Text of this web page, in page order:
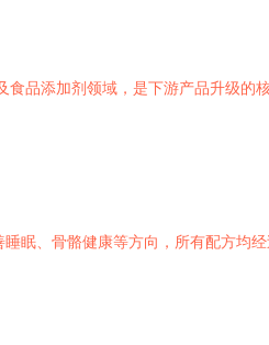
食品添加剂领域，是下游产品升级的
眠、骨骼健康等方向，所有配方均